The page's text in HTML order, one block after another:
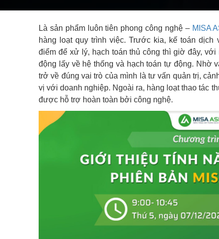
Là sản phẩm luôn tiên phong công nghệ – MISA
hàng loạt quy trình việc. Trước kia, kế toán
điểm để xử lý, hạch toán thủ công thì giờ đây, với
động lấy về hệ thống và hạch toán tự động. Nhờ
trở về đúng vai trò của mình là tư vấn quản trị,
vị với doanh nghiệp. Ngoài ra, hàng loạt thao tác
được hỗ trợ hoàn toàn bởi công nghệ.